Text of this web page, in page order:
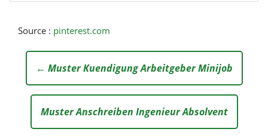
Source : pinterest.com
← Muster Kuendigung Arbeitgeber Minijob
Muster Anschreiben Ingenieur Absolvent